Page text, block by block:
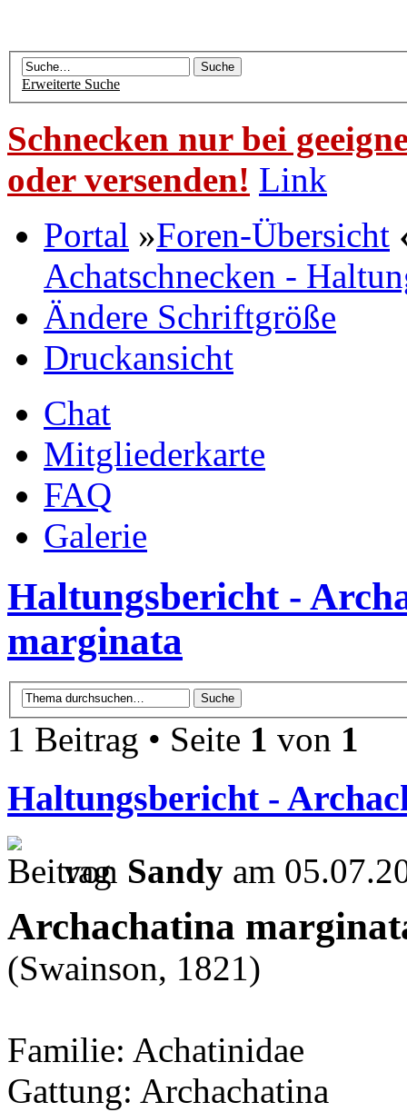
Erweiterte Suche
Schnecken nur bei
oder versenden! Link
Portal »Foren-Übersicht
Achatschnecken -
Ändere Schriftgröße
Druckansicht
Chat
Mitgliederkarte
FAQ
Galerie
Haltungsbericht -
marginata
1 Beitrag • Seite 1 von 1
Haltungsbericht -
von Sandy am
Archachatina
(Swainson, 1821)
Familie: Achatinidae
Gattung: Archachatina